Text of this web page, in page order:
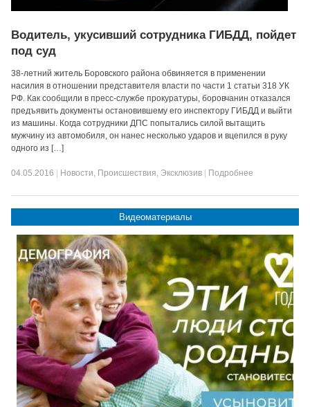
Водитель, укусивший сотрудника ГИБДД, пойдет
под суд
38-летний житель Боровского района обвиняется в применении
насилия в отношении представителя власти по части 1 статьи 318 УК
РФ. Как сообщили в пресс-службе прокуратуры, боровчанин отказался
предъявить документы остановившему его инспектору ГИБДД и выйти
из машины. Когда сотрудники ДПС попытались силой вытащить
мужчину из автомобиля, он нанес несколько ударов и вцепился в руку
одного из […]
04.05.2016 Новости, Происшествия, Эксклюзив Подробнее
Видеоматериалы